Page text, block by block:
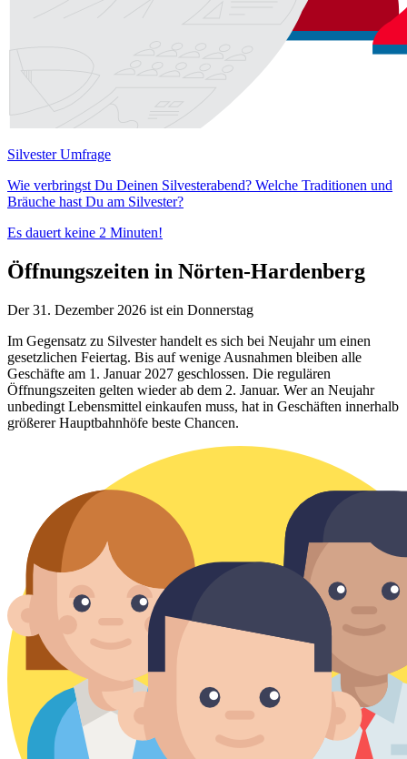
Silvester Umfrage
Wie verbringst Du Deinen Silvesterabend? Welche Traditionen und
Bräuche hast Du am Silvester?
Es dauert keine 2 Minuten!
Öffnungszeiten in Nörten-Hardenberg
Der 31. Dezember 2026 ist ein Donnerstag
Im Gegensatz zu Silvester handelt es sich bei Neujahr um einen
gesetzlichen Feiertag. Bis auf wenige Ausnahmen bleiben alle
Geschäfte am 1. Januar 2027 geschlossen. Die regulären
Öffnungszeiten gelten wieder ab dem 2. Januar. Wer an Neujahr
unbedingt Lebensmittel einkaufen muss, hat in Geschäften innerhalb
größerer Hauptbahnhöfe beste Chancen.